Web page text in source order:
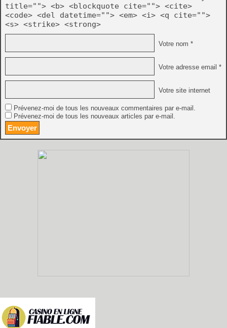
title=""> <b> <blockquote cite=""> <cite>
<code> <del datetime=""> <em> <i> <q cite="">
<s> <strike> <strong>
Votre nom *
Votre adresse email *
Votre site internet
Prévenez-moi de tous les nouveaux commentaires par e-mail.
Prévenez-moi de tous les nouveaux articles par e-mail.